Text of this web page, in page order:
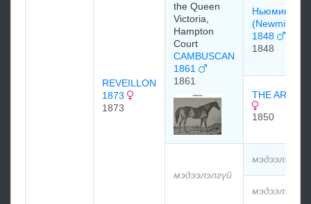
REVEILLON
1873
1873
the Queen
Victoria,
Hampton
Court
CAMBUSCAN
1861
1861
Ньюминстер
(Newminster)
1848
1848
THE ARROW
1850
мэдээлэлгүй
мэдээлэлгүй
мэдээлэлгүй